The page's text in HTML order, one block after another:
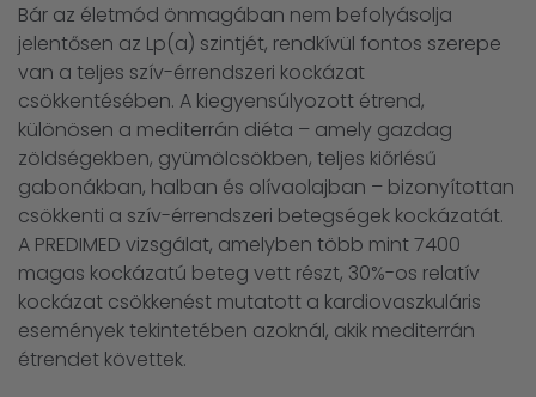
Bár az életmód önmagában nem befolyásolja
jelentősen az Lp(a) szintjét, rendkívül fontos szerepe
van a teljes szív-érrendszeri kockázat
csökkentésében. A kiegyensúlyozott étrend,
különösen a mediterrán diéta – amely gazdag
zöldségekben, gyümölcsökben, teljes kiőrlésű
gabonákban, halban és olívaolajban – bizonyítottan
csökkenti a szív-érrendszeri betegségek kockázatát.
A PREDIMED vizsgálat, amelyben több mint 7400
magas kockázatú beteg vett részt, 30%-os relatív
kockázat csökkenést mutatott a kardiovaszkuláris
események tekintetében azoknál, akik mediterrán
étrendet követtek.